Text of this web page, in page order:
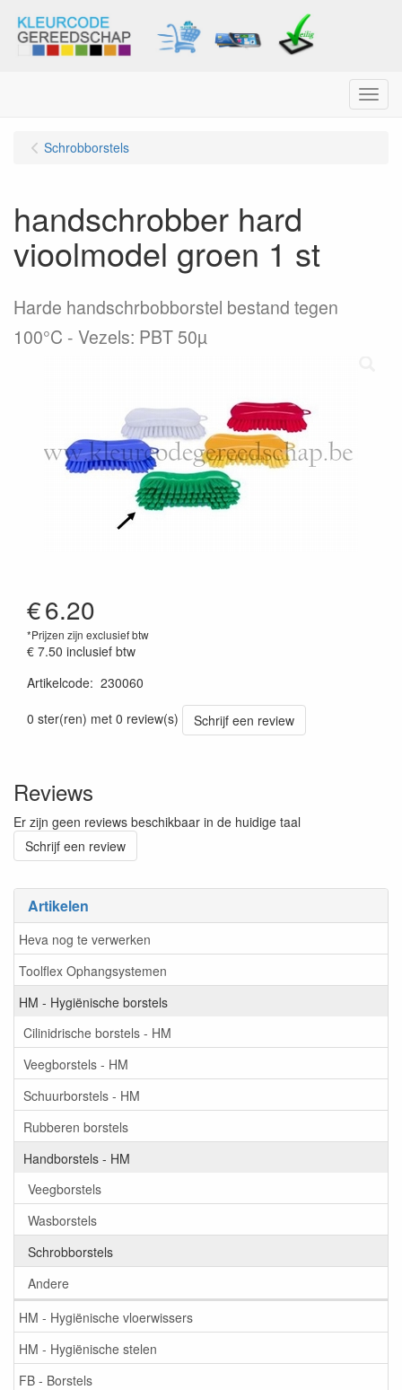
Menu
Artikelen
Heva nog te verwerken
Toolflex Ophangsystemen
HM - Hygiënische borstels
Cilinidrische borstels - HM
Veegborstels - HM
Schuurborstels - HM
Rubberen borstels
Handborstels - HM
Veegborstels
Wasborstels
Schrobborstels
Andere
HM - Hygiënische vloerwissers
HM - Hygiënische stelen
FB - Borstels
Schrobborstels
handschrobber hard
vioolmodel groen 1 st
Harde handschrbobborstel bestand tegen
100°C - Vezels: PBT 50µ
€6.20
*Prijzen zijn exclusief btw
€ 7.50 inclusief btw
Artikelcode: 230060
0 ster(ren) met 0 review(s)
Schrijf een review
Reviews
Er zijn geen reviews beschikbaar in de huidige taal
Schrijf een review